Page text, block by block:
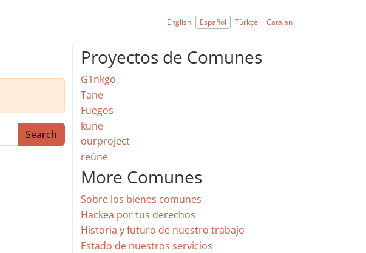
English Español Türkçe Catalan
Search
Proyectos de Comunes
G1nkgo
Tane
Fuegos
kune
ourproject
reúne
More Comunes
Sobre los bienes comunes
Hackea por tus derechos
Historia y futuro de nuestro trabajo
Estado de nuestros servicios